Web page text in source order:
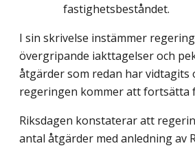
fastighetsbeståndet.
I sin skrivelse instämmer
övergripande iakttagelser och
åtgärder som redan har vidtagits
regeringen kommer att fortsätta
Riksdagen konstaterar att
antal åtgärder med anledning av